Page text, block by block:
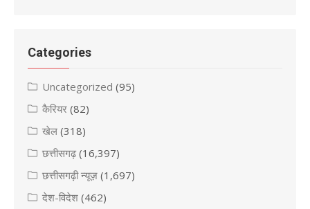
Categories
Uncategorized (95)
कैरियर (82)
खेल (318)
छत्तीसगढ़(16,397)
छत्तीसगढ़ी न्यूज़ (1,697)
देश-विदेश (462)